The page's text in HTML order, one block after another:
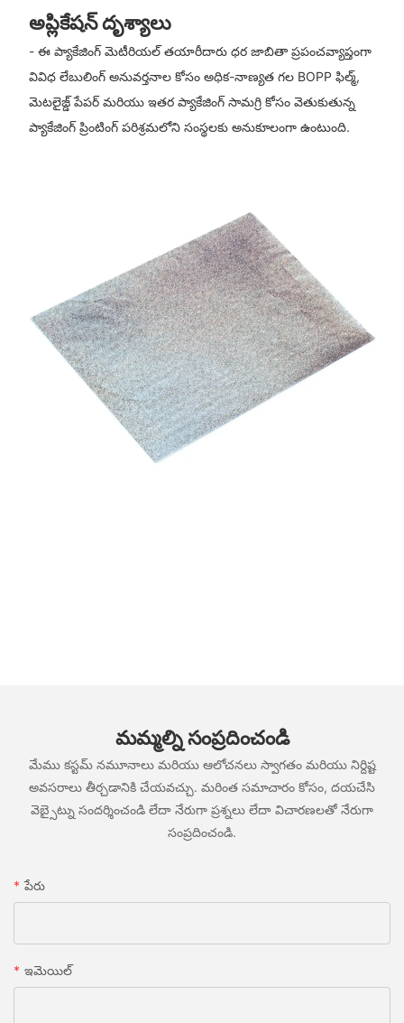
అప్లికేషన్ దృశ్యాలు
- ఈ ప్యాకేజింగ్ మెటీరియల్ తయారీదారు ధర జాబితా ప్రపంచవ్యాప్తంగా
వివిధ లేబులింగ్ అనువర్తనాల కోసం అధిక-నాణ్యత గల BOPP ఫిల్మ్,
మెటలైజ్డ్ పేపర్ మరియు ఇతర ప్యాకేజింగ్ సామగ్రి కోసం వెతుకుతున్న
ప్యాకేజింగ్ ప్రింటింగ్ పరిశ్రమలోని సంస్థలకు అనుకూలంగా ఉంటుంది.
మమ్మల్ని సంప్రదించండి
మేము కస్టమ్ నమూనాలు మరియు ఆలోచనలు స్వాగతం మరియు నిర్దిష్ట
అవసరాలు తీర్చడానికి చేయవచ్చు. మరింత సమాచారం కోసం, దయచేసి
వెబ్సైట్ను సందర్శించండి లేదా నేరుగా ప్రశ్నలు లేదా విచారణలతో నేరుగా
సంప్రదించండి.
పేరు
ఇమెయిల్